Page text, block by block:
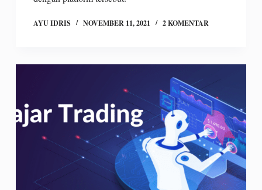
AYU IDRIS NOVEMBER 11, 2021 2 KOMENTAR